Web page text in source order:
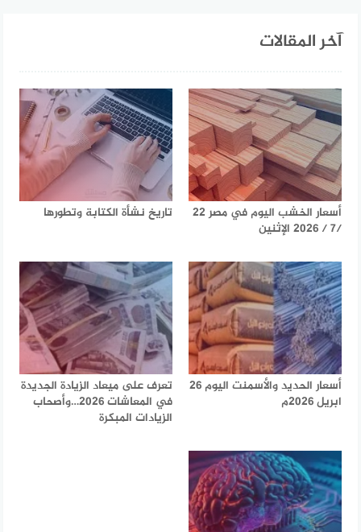
آخر المقالات
أسعار الخشب اليوم في مصر 22
/7 / 2026 الإثنين
تاريخ نشأة الكتابة وتطورها
أسعار الحديد والأسمنت اليوم 26
ابريل 2026م
تعرف على ميعاد الزيادة الجديدة
في المعاشات 2026…وأصحاب
الزيادات المبكرة